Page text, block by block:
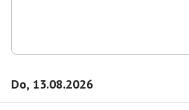
Do, 13.08.2026